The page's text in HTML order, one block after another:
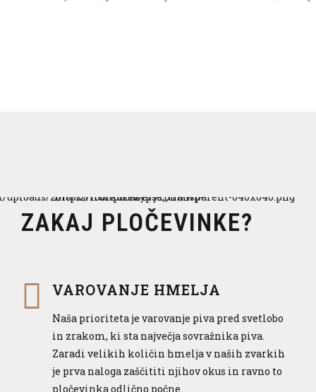
ZAKAJ PLOČEVINKE?
VAROVANJE HMELJA
Naša prioriteta je varovanje piva pred svetlobo
in zrakom, ki sta največja sovražnika piva.
Zaradi velikih količin hmelja v naših zvarkih
je prva naloga zaščititi njihov okus in ravno to
pločevinka odlično počne.